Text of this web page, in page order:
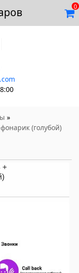
0
Контакты
»
(голубой)
+